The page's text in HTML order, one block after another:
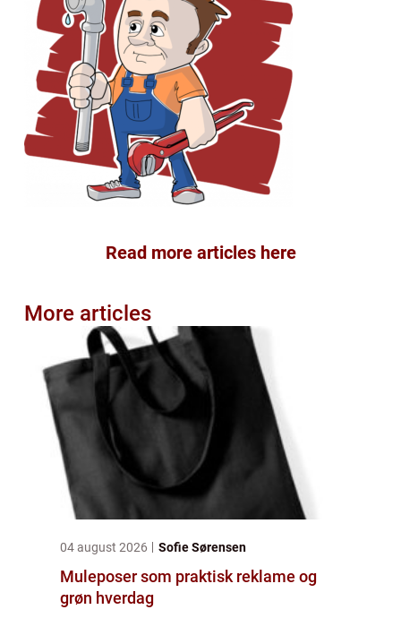
Read more articles here
More articles
04 august 2026 Sofie Sørensen
Muleposer som praktisk reklame og
grøn hverdag